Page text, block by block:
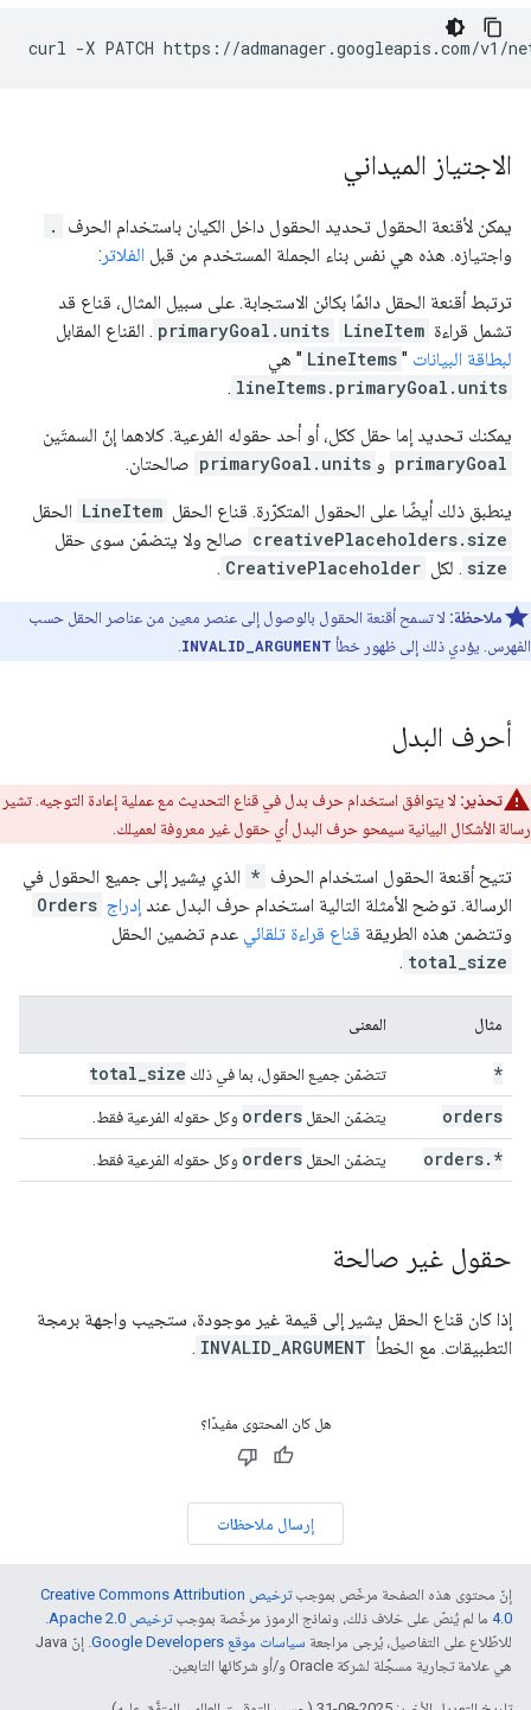
curl -X PATCH https://admanager.googleapis.com/v1/
الاجتياز الميداني
يمكن لأقنعة الحقول تحديد الحقول داخل الكيان باستخدام الحرف
.
واجتيازه. هذه هي نفس بناء الجملة المستخدم من قبل الفلاتر :
ترتبط أقنعة الحقل دائمًا بكائن الاستجابة. على سبيل المثال، قناع قد
تشمل قراءة LineItem
primaryGoal.units . القناع المقابل
لبطاقة البيانات "
LineItems " هي
lineItems.primaryGoal.units
.
يمكنك تحديد إما حقل ككل، أو أحد حقوله الفرعية. كلاهما إنّ السمتَين
primaryGoal و primaryGoal.units صالحتان.
ينطبق ذلك أيضًا على الحقول المتكرّرة. قناع الحقل LineItem الحقل
creativePlaceholders.size صالح ولا يتضمّن سوى حقل
size . لكل CreativePlaceholder
.
ملاحظة: لا تسمح أقنعة الحقول بالوصول إلى عنصر معين من عناصر الحقل حسب
الفهرس. يؤدي ذلك إلى ظهور خطأ INVALID_ARGUMENT
أحرف البدل
تحذير: لا يتوافق استخدام حرف بدل في قناع التحديث مع عملية إعادة التوجيه. تشير
رسالة الأشكال البيانية سيمحو حرف البدل أي حقول غير معروفة لعميلك.
تتيح أقنعة الحقول استخدام الحرف * الذي يشير إلى جميع الحقول في
الرسالة. توضح الأمثلة التالية استخدام حرف البدل عند إدراج Orders
وتتضمن هذه الطريقة قناع قراءة تلقائي عدم تضمين الحقل
total_size
.
مثال المعنى
* تتضمّن جميع الحقول، بما في ذلك total size
orders
يتضمّن الحقل orders وكل حقوله الفرعية فقط.
orders. * يتضمّن الحقل orders وكل حقوله الفرعية فقط.
حقول غير صالحة
إذا كان قناع الحقل يشير إلى قيمة غير موجودة، ستجيب واجهة برمجة
التطبيقات. مع الخطأ INVALID_ARGUMENT
.
هل كان المحتوى مفيدًا؟
إرسال ملاحظات
إنّ محتوى هذه الصفحة مرخّص بموجب
ترخيص Creative Commons Attribution
4.0‏ ما لم يُنصّ على خلاف ذلك، ونماذج الرموز مرخّصة بموجبترخيص Apache 2.0‏
.
للاطّلاع على التفاصيل، يُرجى مراجعة سياسات موقع Google Developers‏
. إنّ Java
هي علامة تجارية مسجَّلة لشركة Oracle و/أو شركائها التابعين.